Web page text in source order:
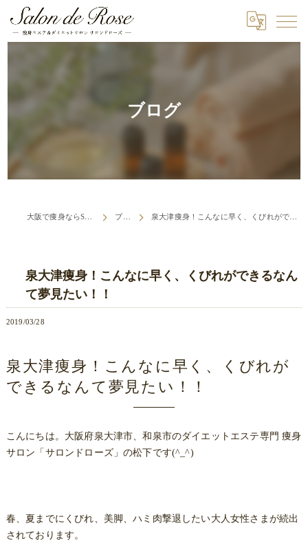
ブログ
ブログ 泉大津痩身！こんなに早く、くびれができるなんて夢見たい！！
泉大津痩身！こんなに早く、くびれができるなん
て夢見たい！！
2019/03/28
泉大津痩身！こんなに早く、くびれが
できるなんて夢見たい！！
こんにちは。大阪府泉大津市、和泉市のダイエットエステ専門 痩身
サロン「サロンドローズ」の松下です(^_^)
春、夏までにくびれ、美脚、ハミ肉撃退したい大人女性さまが続出
されております。